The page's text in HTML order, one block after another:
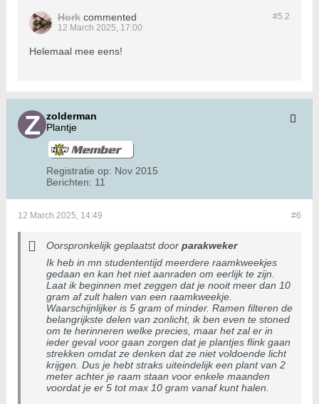
#5.2
Hork commented
12 March 2025, 17:00
Helemaal mee eens!
zolderman
Plantje
Registratie op: Nov 2015
Berichten: 11
#6
12 March 2025, 14:49
Oorspronkelijk geplaatst door parakweker
Ik heb in mn studententijd meerdere raamkweekjes
gedaan en kan het niet aanraden om eerlijk te zijn.
Laat ik beginnen met zeggen dat je nooit meer dan 10
gram af zult halen van een raamkweekje.
Waarschijnlijker is 5 gram of minder. Ramen filteren de
belangrijkste delen van zonlicht, ik ben even te stoned
om te herinneren welke precies, maar het zal er in
ieder geval voor gaan zorgen dat je plantjes flink gaan
strekken omdat ze denken dat ze niet voldoende licht
krijgen. Dus je hebt straks uiteindelijk een plant van 2
meter achter je raam staan voor enkele maanden
voordat je er 5 tot max 10 gram vanaf kunt halen.